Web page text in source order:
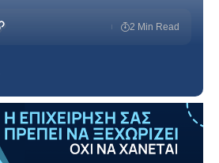
2 Min Read